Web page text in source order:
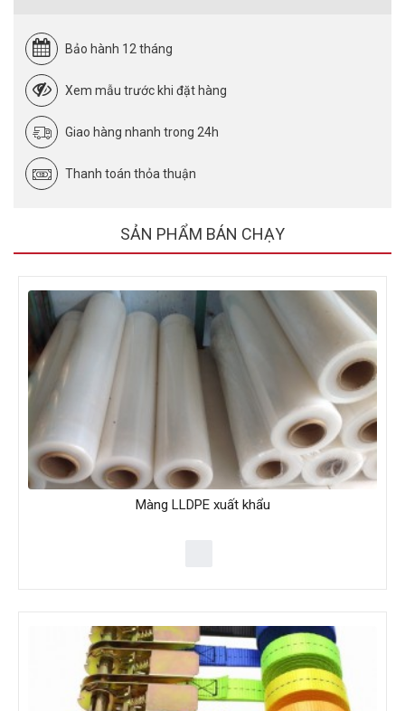
Bảo hành 12 tháng
Xem mẫu trước khi đặt hàng
Giao hàng nhanh trong 24h
Thanh toán thỏa thuận
SẢN PHẨM BÁN CHẠY
Màng LLDPE xuất khẩu